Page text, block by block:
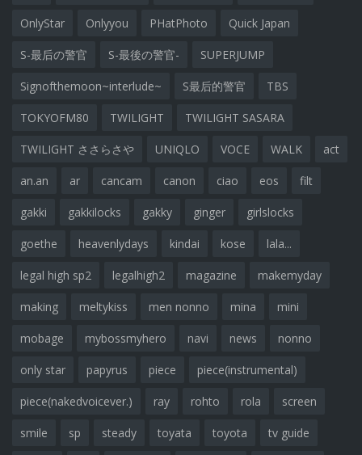
OnlyStar Onlyyou PHatPhoto Quick Japan
S-最后の警官 S-最後の警官- SUPERJUMP
Signofthemoon~interlude~ S最后的警官 TBS
TOKYOFM80 TWILIGHT TWILIGHT SASARA
TWILIGHT ささらさや UNIQLO VOCE WALK act
an.an ar cancam canon ciao eos filt
gakki gakkilocks gakky ginger girlslocks
goethe heavenlydays kindai kose lala...
legal high sp2 legalhigh2 magazine makemyday
making meltykiss men nonno mina mini
mobage mybossmyhero navi news nonno
only star papyrus piece piece(instrumental)
piece(nakedvoicever.) ray rohto rola screen
smile sp steady toyata toyota tv guide